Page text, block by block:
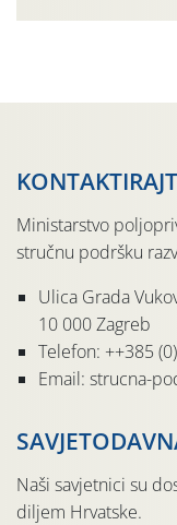
Ministarstvo
stručnu podršku
Ulica Grada
10 000 Zagreb
Telefon: ++385
Email: strucna-
Naši savjetnici su
diljem Hrvatske.